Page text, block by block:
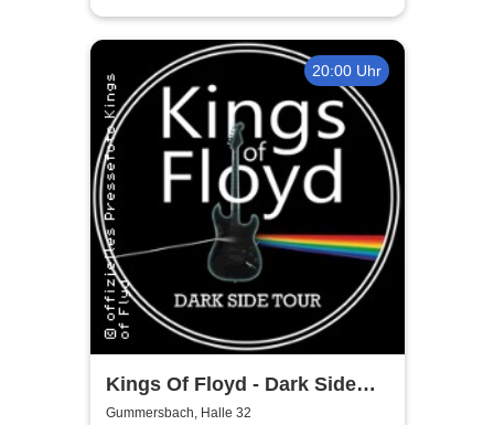
20:00 Uhr
Kings Of Floyd - Dark Side
Tour
Gummersbach, Halle 32